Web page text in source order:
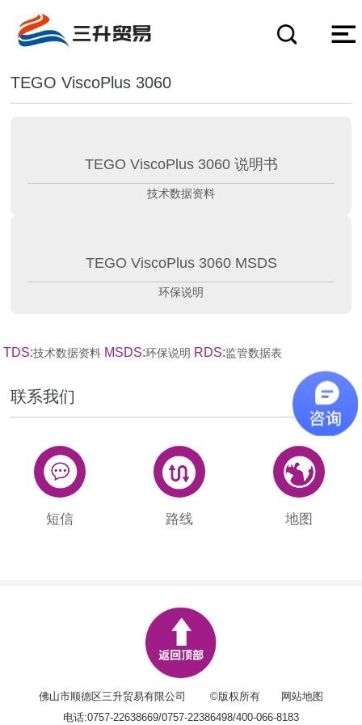
TEGO ViscoPlus 3060
TEGO ViscoPlus 3060 说明书
技术数据资料
TEGO ViscoPlus 3060 MSDS
环保说明
TDS:技术数据资料 MSDS:环保说明 RDS:监管数据表
联系我们
短信 路线 地图
佛山市顺德区三升贸易有限公司 ©版权所有
网站地图
电话:0757-22638669/0757-22386498/400-066-8183